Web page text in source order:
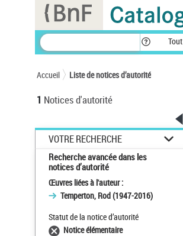
Tout
Accueil Liste de notices d’autorité
1 Notices d'autorité
VOTRE RECHERCHE
Recherche avancée dans les
notices d’autorité
Œuvres liées à l'auteur :
Temperton, Rod (1947-2016)
Statut de la notice d’autorité
Notice élémentaire
Panneau de gestion des cookies